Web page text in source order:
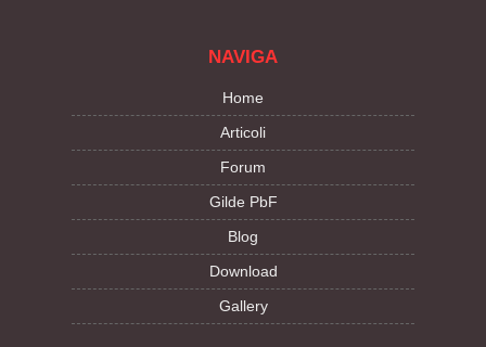
NAVIGA
Home
Articoli
Forum
Gilde PbF
Blog
Download
Gallery